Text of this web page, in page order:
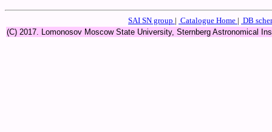
SAI SN group | Catalogue Home | DB
(C) 2017. Lomonosov Moscow State University, Sternberg Astronomical